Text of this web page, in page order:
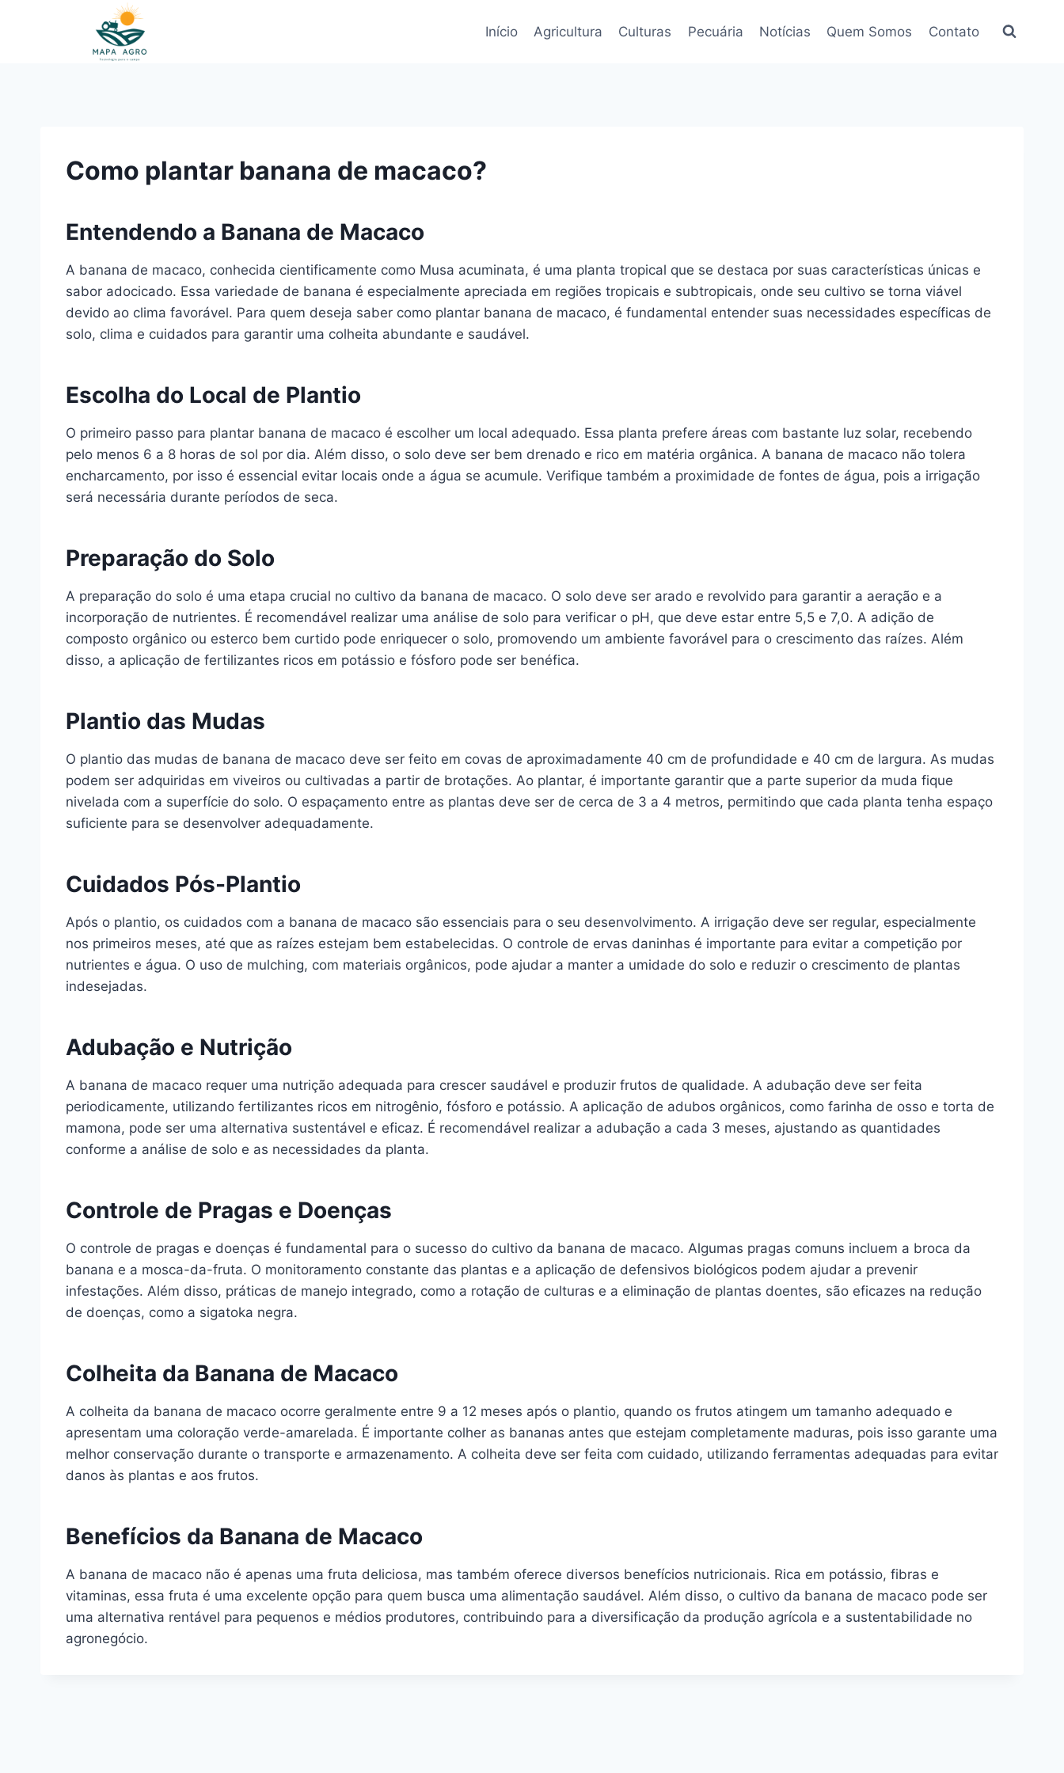
Início Agricultura Culturas Pecuária Notícias Quem Somos Contato
Como plantar banana de macaco?
Entendendo a Banana de Macaco
A banana de macaco, conhecida cientificamente como Musa acuminata, é uma planta tropical que se destaca por suas características únicas e
sabor adocicado. Essa variedade de banana é especialmente apreciada em regiões tropicais e subtropicais, onde seu cultivo se torna viável
devido ao clima favorável. Para quem deseja saber como plantar banana de macaco, é fundamental entender suas necessidades específicas de
solo, clima e cuidados para garantir uma colheita abundante e saudável.
Escolha do Local de Plantio
O primeiro passo para plantar banana de macaco é escolher um local adequado. Essa planta prefere áreas com bastante luz solar, recebendo
pelo menos 6 a 8 horas de sol por dia. Além disso, o solo deve ser bem drenado e rico em matéria orgânica. A banana de macaco não tolera
encharcamento, por isso é essencial evitar locais onde a água se acumule. Verifique também a proximidade de fontes de água, pois a irrigação
será necessária durante períodos de seca.
Preparação do Solo
A preparação do solo é uma etapa crucial no cultivo da banana de macaco. O solo deve ser arado e revolvido para garantir a aeração e a
incorporação de nutrientes. É recomendável realizar uma análise de solo para verificar o pH, que deve estar entre 5,5 e 7,0. A adição de
composto orgânico ou esterco bem curtido pode enriquecer o solo, promovendo um ambiente favorável para o crescimento das raízes. Além
disso, a aplicação de fertilizantes ricos em potássio e fósforo pode ser benéfica.
Plantio das Mudas
O plantio das mudas de banana de macaco deve ser feito em covas de aproximadamente 40 cm de profundidade e 40 cm de largura. As mudas
podem ser adquiridas em viveiros ou cultivadas a partir de brotações. Ao plantar, é importante garantir que a parte superior da muda fique
nivelada com a superfície do solo. O espaçamento entre as plantas deve ser de cerca de 3 a 4 metros, permitindo que cada planta tenha espaço
suficiente para se desenvolver adequadamente.
Cuidados Pós-Plantio
Após o plantio, os cuidados com a banana de macaco são essenciais para o seu desenvolvimento. A irrigação deve ser regular, especialmente
nos primeiros meses, até que as raízes estejam bem estabelecidas. O controle de ervas daninhas é importante para evitar a competição por
nutrientes e água. O uso de mulching, com materiais orgânicos, pode ajudar a manter a umidade do solo e reduzir o crescimento de plantas
indesejadas.
Adubação e Nutrição
A banana de macaco requer uma nutrição adequada para crescer saudável e produzir frutos de qualidade. A adubação deve ser feita
periodicamente, utilizando fertilizantes ricos em nitrogênio, fósforo e potássio. A aplicação de adubos orgânicos, como farinha de osso e torta de
mamona, pode ser uma alternativa sustentável e eficaz. É recomendável realizar a adubação a cada 3 meses, ajustando as quantidades
conforme a análise de solo e as necessidades da planta.
Controle de Pragas e Doenças
O controle de pragas e doenças é fundamental para o sucesso do cultivo da banana de macaco. Algumas pragas comuns incluem a broca da
banana e a mosca-da-fruta. O monitoramento constante das plantas e a aplicação de defensivos biológicos podem ajudar a prevenir
infestações. Além disso, práticas de manejo integrado, como a rotação de culturas e a eliminação de plantas doentes, são eficazes na redução
de doenças, como a sigatoka negra.
Colheita da Banana de Macaco
A colheita da banana de macaco ocorre geralmente entre 9 a 12 meses após o plantio, quando os frutos atingem um tamanho adequado e
apresentam uma coloração verde-amarelada. É importante colher as bananas antes que estejam completamente maduras, pois isso garante uma
melhor conservação durante o transporte e armazenamento. A colheita deve ser feita com cuidado, utilizando ferramentas adequadas para evitar
danos às plantas e aos frutos.
Benefícios da Banana de Macaco
A banana de macaco não é apenas uma fruta deliciosa, mas também oferece diversos benefícios nutricionais. Rica em potássio, fibras e
vitaminas, essa fruta é uma excelente opção para quem busca uma alimentação saudável. Além disso, o cultivo da banana de macaco pode ser
uma alternativa rentável para pequenos e médios produtores, contribuindo para a diversificação da produção agrícola e a sustentabilidade no
agronegócio.